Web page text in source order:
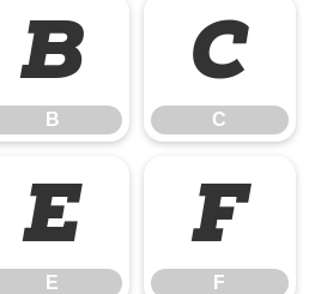
B
B
C
C
E
E
F
F